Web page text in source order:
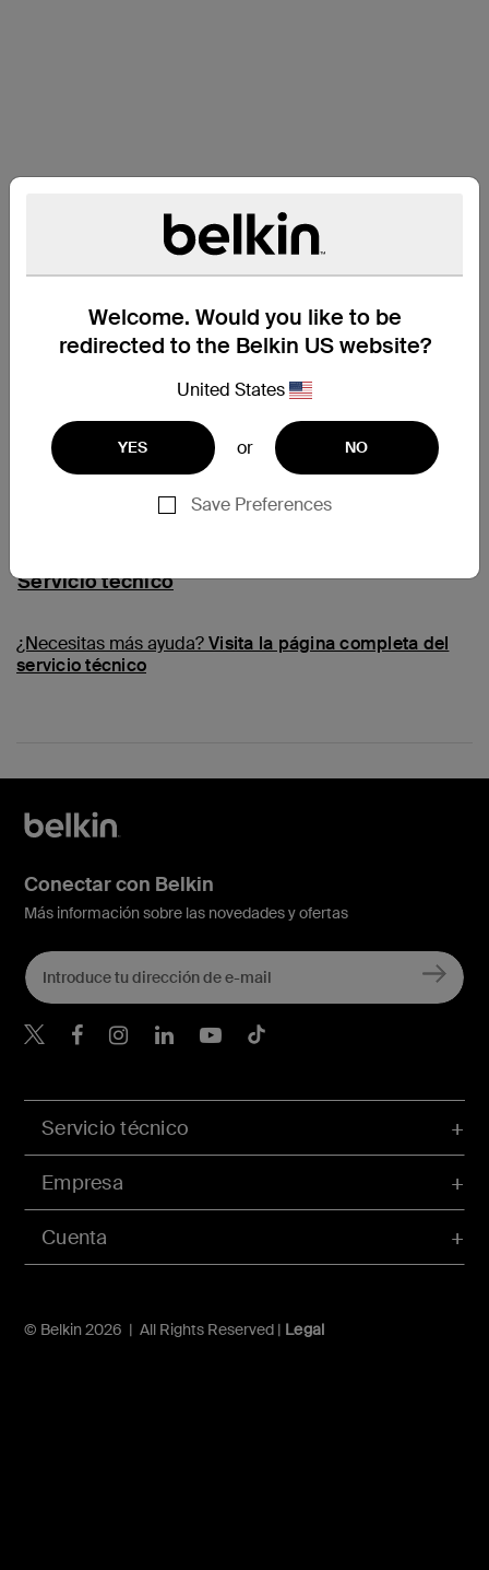
Welcome. Would you like to be
redirected to the Belkin US website?
United States
YES or NO
Save Preferences
Servicio técnico
¿Necesitas más ayuda?Visita la página completa del
servicio técnico
Cuenta
Servicio técnico
Empresa
© Belkin 2026 | All Rights Reserved | Legal
Conectar con Belkin
Más información sobre las novedades y ofertas
Belkin Twitter